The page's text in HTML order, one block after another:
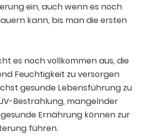
ein, auch wenn es noch
kann, bis man die ersten
es noch vollkommen aus, die
Feuchtigkeit zu versorgen
gesunde Lebensführung zu
Bestrahlung, mangelnder
Ernährung können zur
führen.